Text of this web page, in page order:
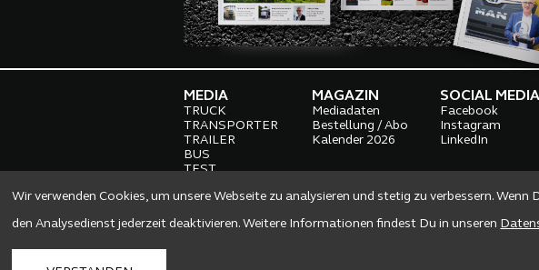
Wir verwenden Cookies, um unsere Webseite zu analysieren und stetig zu verbessern.
den Analysedienst jederzeit deaktivieren. Weitere Informationen findest Du in unseren
MEDIA
TRUCK
TRANSPORTER
TRAILER
BUS
TEST
AFTERSALES
MAGAZIN
MAGAZIN
Mediadaten
Bestellung / Abo
Kalender 2026
SOCIAL MEDIA
Facebook
Instagram
LinkedIn